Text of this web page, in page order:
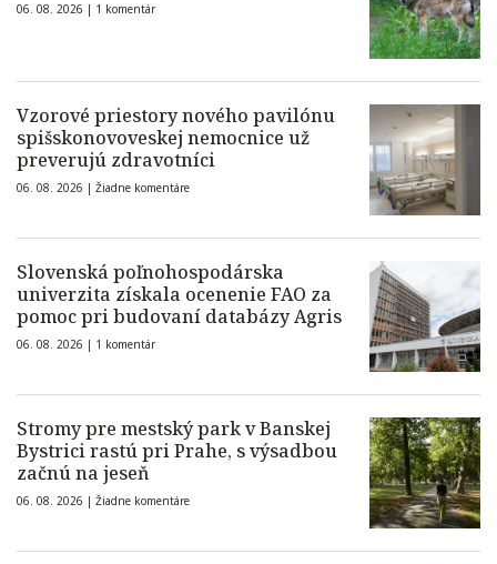
06. 08. 2026 | 1 komentár
Vzorové priestory nového pavilónu
spišskonovoveskej nemocnice už
preverujú zdravotníci
06. 08. 2026 | Žiadne komentáre
Slovenská poľnohospodárska
univerzita získala ocenenie FAO za
pomoc pri budovaní databázy Agris
06. 08. 2026 | 1 komentár
Stromy pre mestský park v Banskej
Bystrici rastú pri Prahe, s výsadbou
začnú na jeseň
06. 08. 2026 | Žiadne komentáre